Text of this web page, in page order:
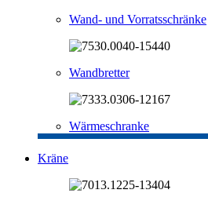
Wand- und Vorratsschränke
Wandbretter
Wärmeschranke
Kräne